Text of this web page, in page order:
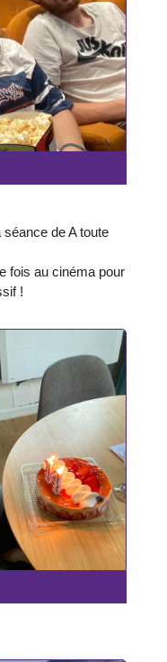
de A toute
fois au cinéma pour
!